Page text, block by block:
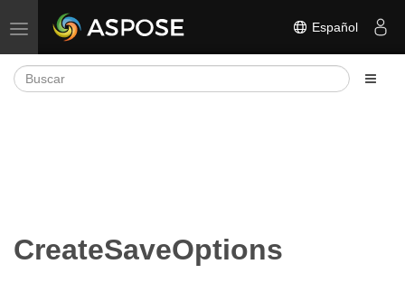
Alternar navegación Español
CreateSaveOptions